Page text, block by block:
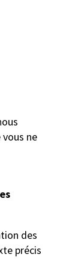
ne
des
précis